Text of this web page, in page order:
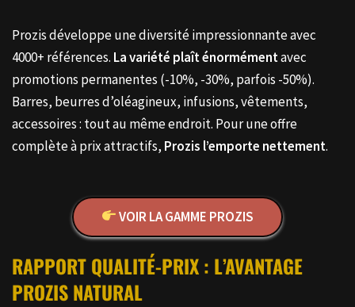
Prozis développe une diversité impressionnante avec
4000+ références. La variété plaît énormémentavec
promotions permanentes (-10%, -30%, parfois -50%).
Barres, beurres d’oléagineux, infusions, vêtements,
accessoires : tout au même endroit. Pour une offre
complète à prix attractifs, Prozis l’emporte nettement.
VOIR LA GAMME PROZIS
RAPPORT QUALITÉ-PRIX : L’AVANTAGE
PROZIS NATURAL